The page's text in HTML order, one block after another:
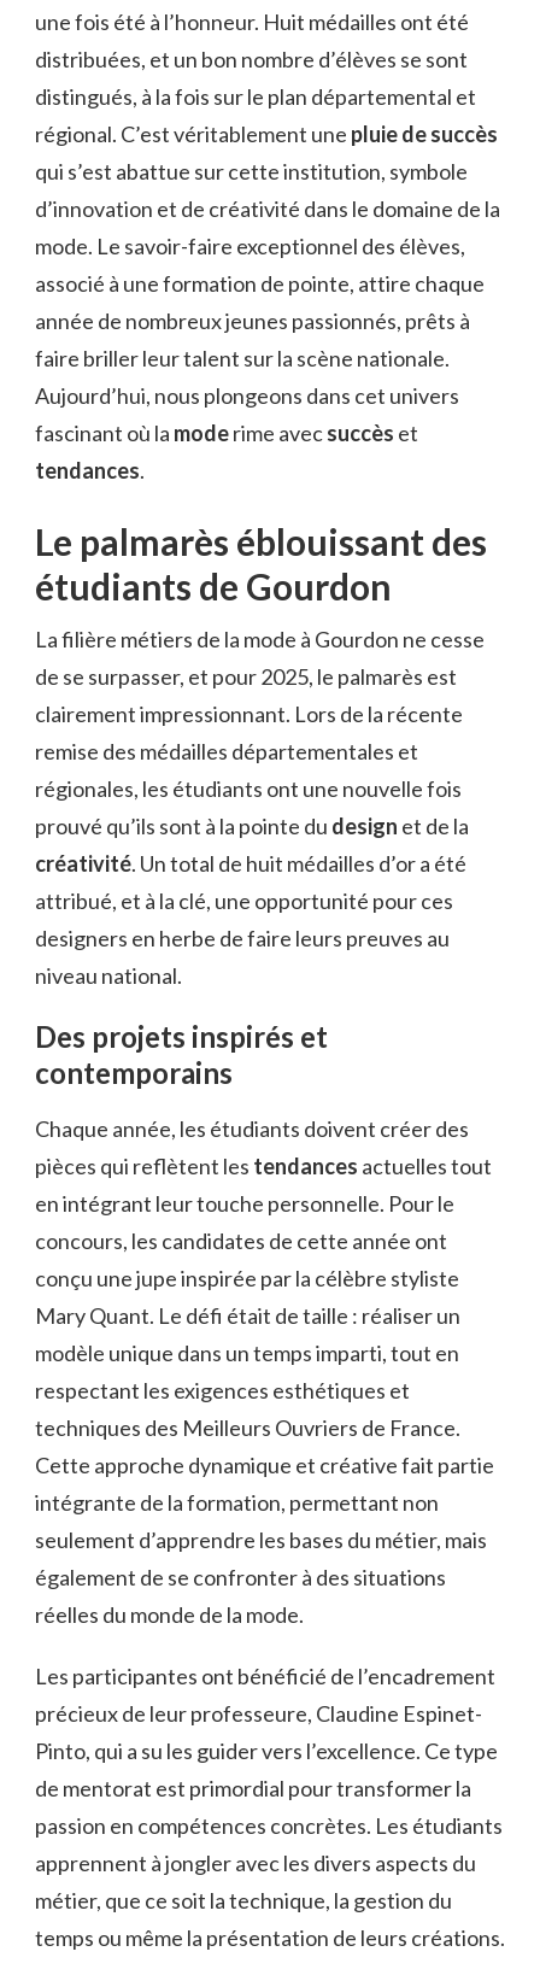
une fois été à l’honneur. Huit médailles ont été
distribuées, et un bon nombre d’élèves se sont
distingués, à la fois sur le plan départemental et
régional. C’est véritablement une pluie de succès
qui s’est abattue sur cette institution, symbole
d’innovation et de créativité dans le domaine de la
mode. Le savoir-faire exceptionnel des élèves,
associé à une formation de pointe, attire chaque
année de nombreux jeunes passionnés, prêts à
faire briller leur talent sur la scène nationale.
Aujourd’hui, nous plongeons dans cet univers
fascinant où la moderime avecsuccès et
tendances.
Le palmarès éblouissant des
étudiants de Gourdon
La filière métiers de la mode à Gourdon ne cesse
de se surpasser, et pour 2025, le palmarès est
clairement impressionnant. Lors de la récente
remise des médailles départementales et
régionales, les étudiants ont une nouvelle fois
prouvé qu’ils sont à la pointe du design et de la
créativité. Un total de huit médailles d’or a été
attribué, et à la clé, une opportunité pour ces
designers en herbe de faire leurs preuves au
niveau national.
Des projets inspirés et
contemporains
Chaque année, les étudiants doivent créer des
pièces qui reflètent les tendances actuelles tout
en intégrant leur touche personnelle. Pour le
concours, les candidates de cette année ont
conçu une jupe inspirée par la célèbre styliste
Mary Quant. Le défi était de taille : réaliser un
modèle unique dans un temps imparti, tout en
respectant les exigences esthétiques et
techniques des Meilleurs Ouvriers de France.
Cette approche dynamique et créative fait partie
intégrante de la formation, permettant non
seulement d’apprendre les bases du métier, mais
également de se confronter à des situations
réelles du monde de la mode.
Les participantes ont bénéficié de l’encadrement
précieux de leur professeure, Claudine Espinet-
Pinto, qui a su les guider vers l’excellence. Ce type
de mentorat est primordial pour transformer la
passion en compétences concrètes. Les étudiants
apprennent à jongler avec les divers aspects du
métier, que ce soit la technique, la gestion du
temps ou même la présentation de leurs créations.